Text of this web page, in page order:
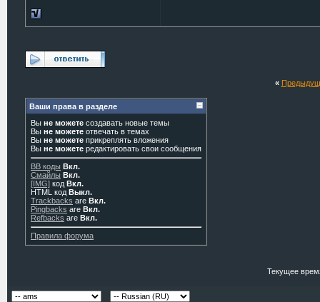
«
Ваши права в разделе
Вы не можете создавать новые темы
Вы не можете отвечать в темах
Вы не можете прикреплять вложения
Вы не можете редактировать свои сообщения
BB коды Вкл.
Смайлы Вкл.
[IMG] код Вкл.
HTML код Выкл.
Trackbacks are Вкл.
Pingbacks are Вкл.
Refbacks are Вкл.
Правила форума
Текущее